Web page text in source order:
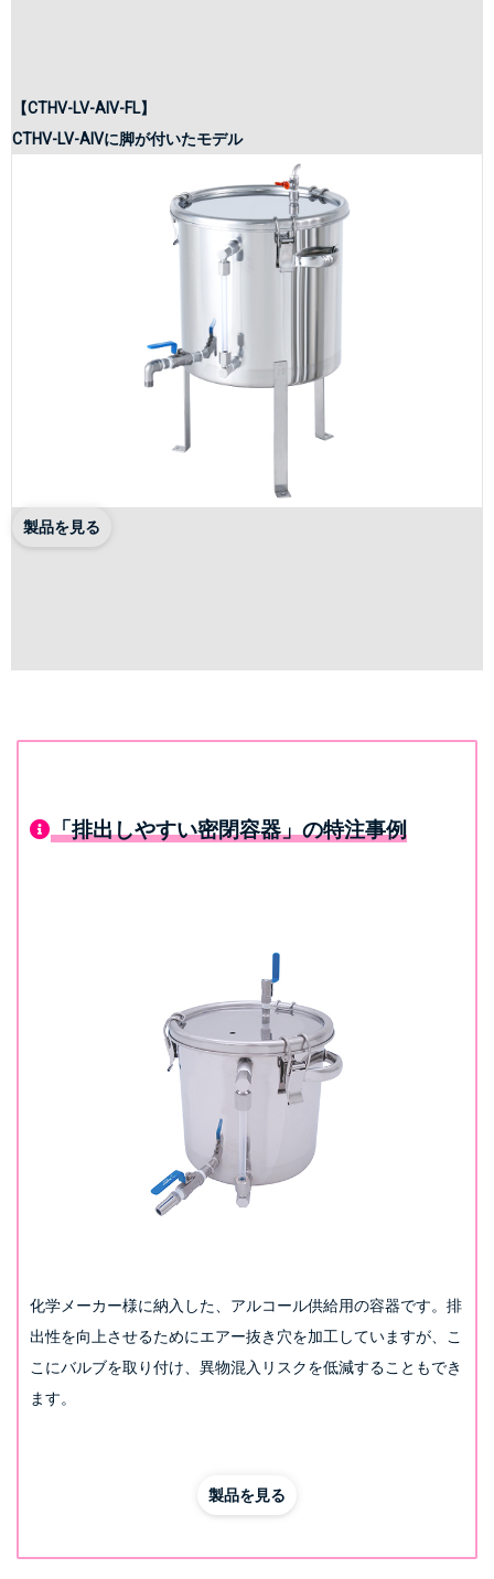
【CTHV-LV-AIV-FL】
CTHV-LV-AIVに脚が付いたモデル
製品を見る
「排出しやすい密閉容器」の特注事例
化学メーカー様に納入した、アルコール供給用の容器です。排
出性を向上させるためにエアー抜き穴を加工していますが、こ
こにバルブを取り付け、異物混入リスクを低減することもでき
ます。
製品を見る